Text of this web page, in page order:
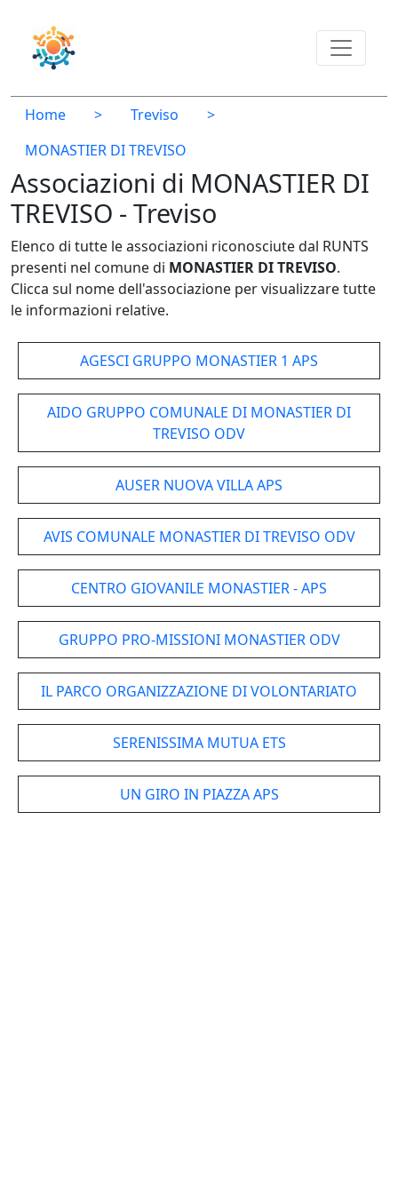
Home > Treviso
>
MONASTIER DI TREVISO
Associazioni di MONASTIER DI
TREVISO - Treviso
Elenco di tutte le associazioni riconosciute dal RUNTS
presenti nel comune di MONASTIER DI TREVISO.
Clicca sul nome dell'associazione per visualizzare tutte
le informazioni relative.
AGESCI GRUPPO MONASTIER 1 APS
AIDO GRUPPO COMUNALE DI MONASTIER DI
TREVISO ODV
AUSER NUOVA VILLA APS
AVIS COMUNALE MONASTIER DI TREVISO ODV
CENTRO GIOVANILE MONASTIER - APS
GRUPPO PRO-MISSIONI MONASTIER ODV
IL PARCO ORGANIZZAZIONE DI VOLONTARIATO
SERENISSIMA MUTUA ETS
UN GIRO IN PIAZZA APS